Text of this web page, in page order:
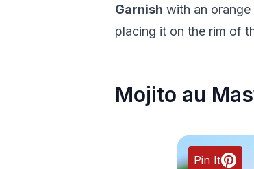
Garnish with an
placing it on the rim of
Mojito au
Pin It